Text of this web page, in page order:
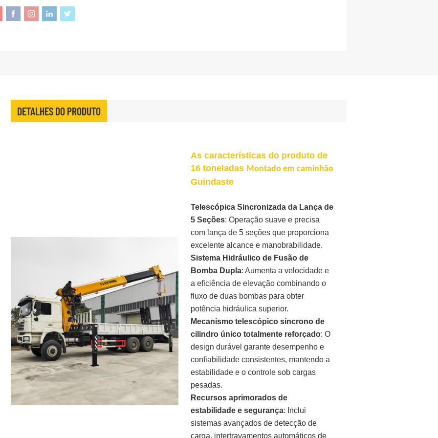
DETALHES DO PRODUTO
As características do produto de
16 toneladas Montado em caminhão
Guindaste
Telescópica Sincronizada da Lança de
5 Seções: Operação suave e precisa
com lança de 5 seções que proporciona
excelente alcance e manobrabilidade.
Sistema Hidráulico de Fusão de
Bomba Dupla: Aumenta a velocidade e
a eficiência de elevação combinando o
fluxo de duas bombas para obter
potência hidráulica superior.
Mecanismo telescópico síncrono de
cilindro único totalmente reforçado: O
design durável garante desempenho e
confiabilidade consistentes, mantendo a
estabilidade e o controle sob cargas
pesadas.
Recursos aprimorados de
estabilidade e segurança: Inclui
sistemas avançados de detecção de
carga, intertravamentos automáticos de